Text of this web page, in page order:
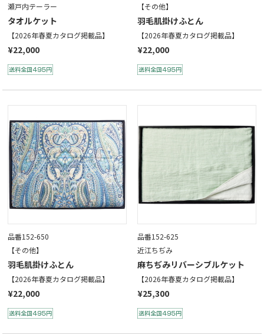
瀬戸内テーラー
タオルケット
【2026年春夏カタログ掲載品】
¥22,000
【その他】
羽毛肌掛けふとん
【2026年春夏カタログ掲載品】
¥22,000
品番152-650
【その他】
羽毛肌掛けふとん
【2026年春夏カタログ掲載品】
¥22,000
品番152-625
近江ちぢみ
麻ちぢみリバーシブルケット
【2026年春夏カタログ掲載品】
¥25,300